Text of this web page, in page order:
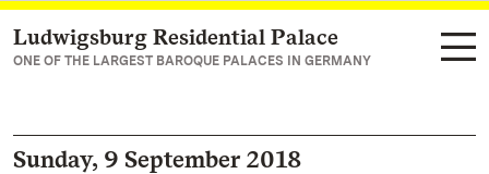
Navigate to main page
Ludwigsburg Residential Palace
ONE OF THE LARGEST BAROQUE PALACES IN GERMANY
Sunday, 9 September 2018